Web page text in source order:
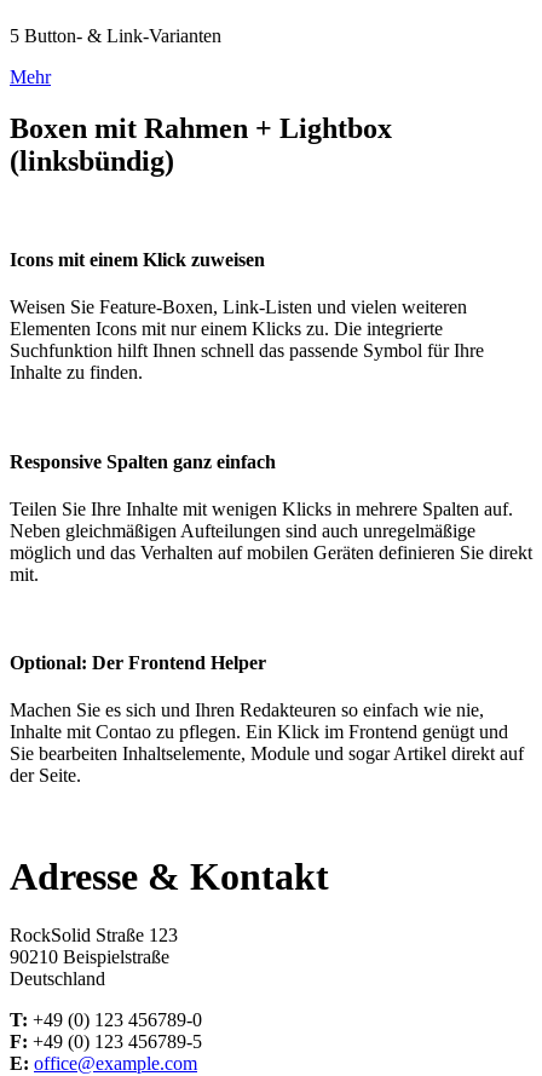
5 Button- & Link-Varianten
Mehr
Boxen mit Rahmen + Lightbox
(linksbündig)
Icons mit einem Klick zuweisen
Weisen Sie Feature-Boxen, Link-Listen und vielen weiteren
Elementen Icons mit nur einem Klicks zu. Die integrierte
Suchfunktion hilft Ihnen schnell das passende Symbol für Ihre
Inhalte zu finden.
Responsive Spalten ganz einfach
Teilen Sie Ihre Inhalte mit wenigen Klicks in mehrere Spalten auf.
Neben gleichmäßigen Aufteilungen sind auch unregelmäßige
möglich und das Verhalten auf mobilen Geräten definieren Sie direkt
mit.
Optional: Der Frontend Helper
Machen Sie es sich und Ihren Redakteuren so einfach wie nie,
Inhalte mit Contao zu pflegen. Ein Klick im Frontend genügt und
Sie bearbeiten Inhaltselemente, Module und sogar Artikel direkt auf
der Seite.
Adresse & Kontakt
RockSolid Straße 123
90210 Beispielstraße
Deutschland
T: +49 (0) 123 456789-0
F: +49 (0) 123 456789-5
E: office@example.com